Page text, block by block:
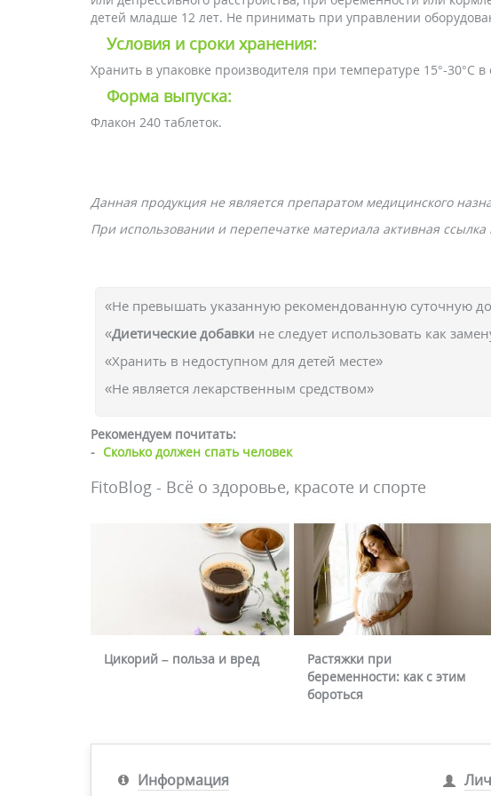
детей младше 12 лет. Не принимать при управлении
Условия и сроки хранения:
Хранить в упаковке производителя при температуре 15°-30°С
Форма выпуска:
Флакон 240 таблеток.
Данная продукция не является препаратом медицинского
При использовании и перепечатке материала активная
«Не превышать указанную рекомендованную суточную
«Диетические добавки не следует использовать как
«Хранить в недоступном для детей месте»
«Не является лекарственным средством»
Рекомендуем почитать:
- Сколько должен спать человек
FitoBlog - Всё о здоровье, красоте и спорте
Цикорий – польза и вред
Растяжки при
беременности: как с этим
бороться
Информация